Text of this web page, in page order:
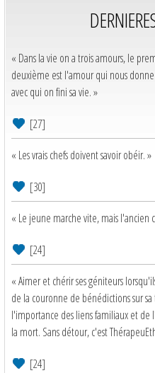
« Dans la vie on a trois amours, le
deuxième est l'amour qui nous
avec qui on fini sa vie. »
[27]
« Les vrais chefs doivent savoir obéir. »
[30]
« Le jeune marche vite, mais l'ancien
[24]
« Aimer et chérir ses géniteurs
de la couronne de bénédictions sur
l'importance des liens familiaux et
la mort. Sans détour, c'est
[24]